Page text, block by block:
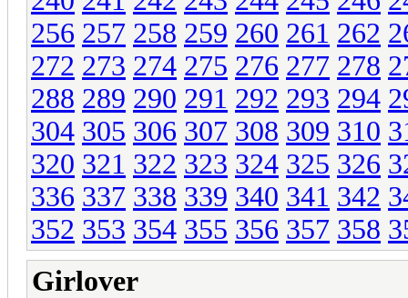
256 257 258 259 260 261 262
272 273 274 275 276 277 278
288 289 290 291 292 293 294
304 305 306 307 308 309 310
320 321 322 323 324 325 326
336 337 338 339 340 341 342
352 353 354 355 356 357 358
Girlover